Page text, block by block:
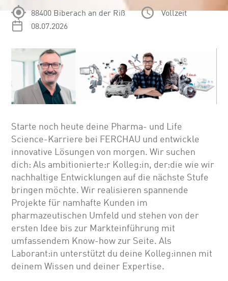
88400 Biberach an der Riß
Vollzeit
08.07.2026
Starte noch heute deine Pharma- und Life
Science-Karriere bei FERCHAU und entwickle
innovative Lösungen von morgen. Wir suchen
dich: Als ambitionierte:r Kolleg:in, der:die wie wir
nachhaltige Entwicklungen auf die nächste Stufe
bringen möchte. Wir realisieren spannende
Projekte für namhafte Kunden im
pharmazeutischen Umfeld und stehen von der
ersten Idee bis zur Markteinführung mit
umfassendem Know-how zur Seite. Als
Laborant:in unterstützt du deine Kolleg:innen mit
deinem Wissen und deiner Expertise.